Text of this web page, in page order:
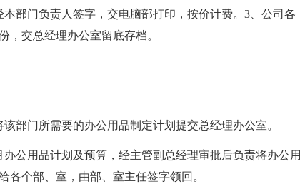
部门负责人签字，交电脑部打印，按价计费。3、公司各
，交总经理办公室留底存档。
部门所需要的办公用品制定计划提交总经理办公室。
办公用品计划及预算，经主管副总经理审批后负责将办公用
各个部、室，由部、室主任签字领回。